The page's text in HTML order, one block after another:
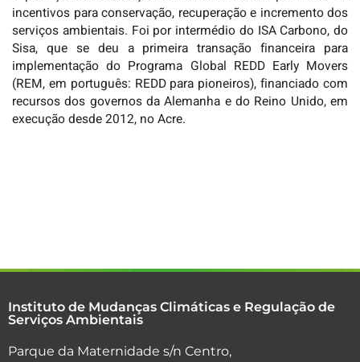
incentivos para conservação, recuperação e incremento dos
serviços ambientais. Foi por intermédio do ISA Carbono, do
Sisa, que se deu a primeira transação financeira para
implementação do Programa Global REDD Early Movers
(REM, em português: REDD para pioneiros), financiado com
recursos dos governos da Alemanha e do Reino Unido, em
execução desde 2012, no Acre.
Instituto de Mudanças Climáticas e Regulação de
Serviços Ambientais
Parque da Maternidade s/n Centro,